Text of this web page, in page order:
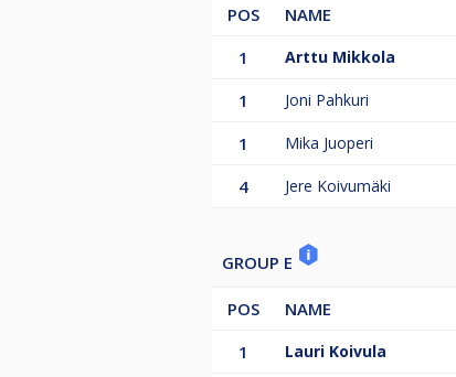
POS NAME
1
Arttu Mikkola
1 Joni Pahkuri
1 Mika Juoperi
4 Jere Koivumäki
GROUP E
POS NAME
1
Lauri Koivula